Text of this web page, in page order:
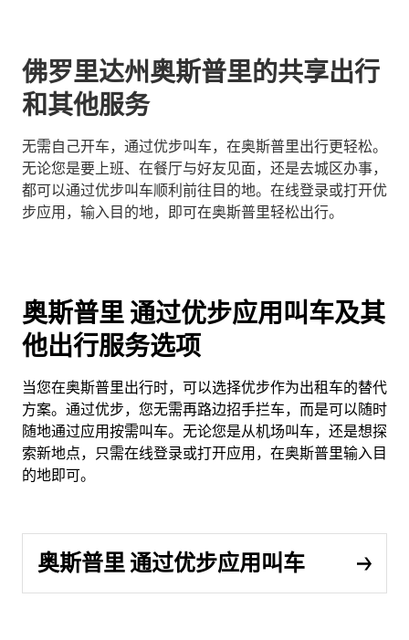
佛罗里达州奥斯普里的共享出行
和其他服务
无需自己开车，通过优步叫车，在奥斯普里出行更轻松。
无论您是要上班、在餐厅与好友见面，还是去城区办事，
都可以通过优步叫车顺利前往目的地。在线登录或打开优
步应用，输入目的地，即可在奥斯普里轻松出行。
奥斯普里 通过优步应用叫车及其
他出行服务选项
当您在奥斯普里出行时，可以选择优步作为出租车的替代
方案。通过优步，您无需再路边招手拦车，而是可以随时
随地通过应用按需叫车。无论您是从机场叫车，还是想探
索新地点，只需在线登录或打开应用，在奥斯普里输入目
的地即可。
奥斯普里 通过优步应用叫车